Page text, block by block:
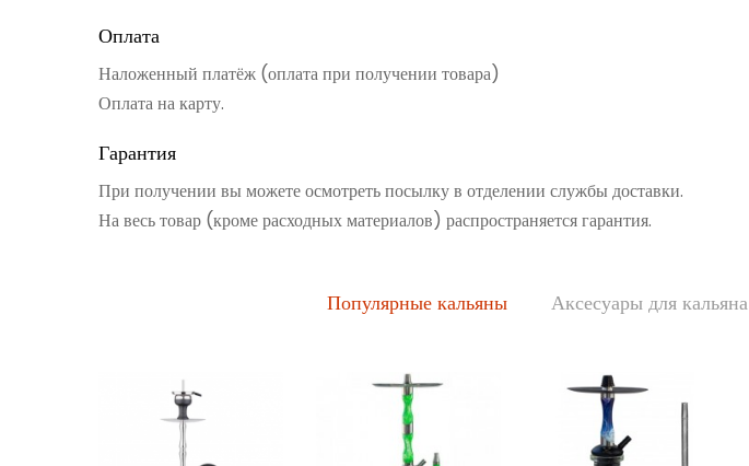
Оплата
Наложенный платёж (оплата при получении товара)
Оплата на карту.
Гарантия
При получении вы можете осмотреть посылку в отделении службы доставки.
На весь товар (кроме расходных материалов) распространяется гарантия.
Популярные кальяны Аксесуары для кальяна